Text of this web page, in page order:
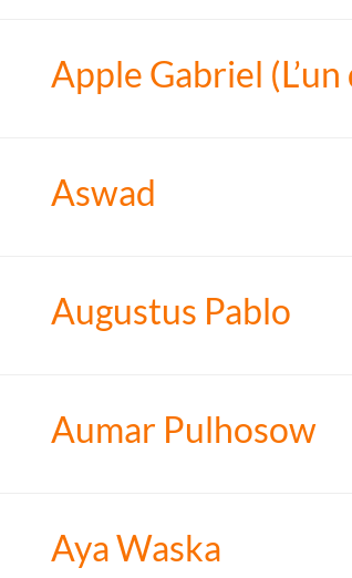
Apple Gabriel
Aswad
Augustus Pablo
Aumar Pulhosow
Aya Waska